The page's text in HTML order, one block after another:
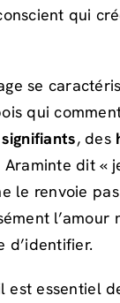
qui
se
qui
, des
Araminte dit «
le renvoie
l’amour
d’identifier.
est essentiel